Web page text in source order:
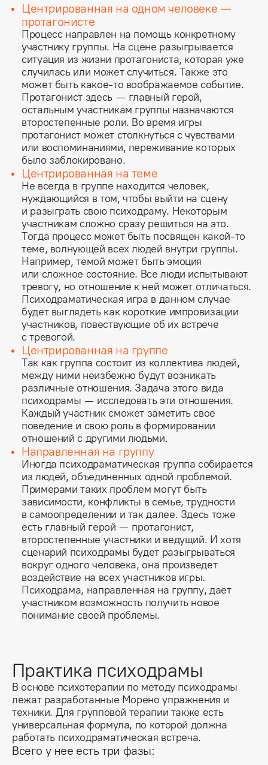
Центрированная на одном человеке —
протагонисте
Процесс направлен на помощь конкретному
участнику группы. На сцене разыгрывается
ситуация из жизни протагониста, которая уже
случилась или может случиться. Также это
может быть какое-то воображаемое событие.
Протагонист здесь — главный герой,
остальным участникам группы назначаются
второстепенные роли. Во время игры
протагонист может столкнуться с чувствами
или воспоминаниями, переживание которых
было заблокировано.
Центрированная на теме
Не всегда в группе находится человек,
нуждающийся в том, чтобы выйти на сцену
и разыграть свою психодраму. Некоторым
участникам сложно сразу решиться на это.
Тогда процесс может быть посвящен какой-то
теме, волнующей всех людей внутри группы.
Например, темой может быть эмоция
или сложное состояние. Все люди испытывают
тревогу, но отношение к ней может отличаться.
Психодраматическая игра в данном случае
будет выглядеть как короткие импровизации
участников, повествующие об их встрече
с тревогой.
Центрированная на группе
Так как группа состоит из коллектива людей,
между ними неизбежно будут возникать
различные отношения. Задача этого вида
психодрамы — исследовать эти отношения.
Каждый участник сможет заметить свое
поведение и свою роль в формировании
отношений с другими людьми.
Направленная на группу
Иногда психодраматическая группа собирается
из людей, объединенных одной проблемой.
Примерами таких проблем могут быть
зависимости, конфликты в семье, трудности
в самоопределении и так далее. Здесь тоже
есть главный герой — протагонист,
второстепенные участники и ведущий. И хотя
сценарий психодрамы будет разыгрываться
вокруг одного человека, она произведет
воздействие на всех участников игры.
Психодрама, направленная на группу, дает
участником возможность получить новое
понимание своей проблемы.
Практика психодрамы
В основе психотерапии по методу психодрамы
лежат разработанные Морено упражнения и
техники. Для групповой терапии также есть
универсальная формула, по которой должна
работать психодраматическая встреча.
Всего у нее есть три фазы: